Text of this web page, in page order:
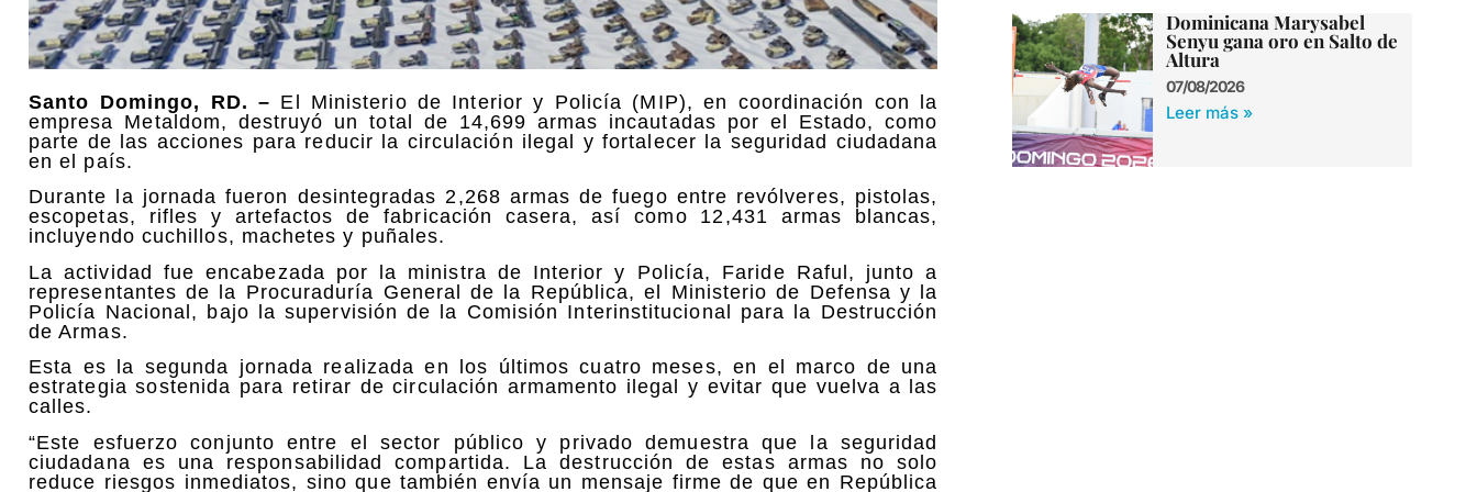
Santo Domingo, RD. – El Ministerio de Interior y Policía (MIP), en coordinación con la
empresa Metaldom, destruyó un total de 14,699 armas incautadas por el Estado, como
parte de las acciones para reducir la circulación ilegal y fortalecer la seguridad ciudadana
en el país.
Durante la jornada fueron desintegradas 2,268 armas de fuego entre revólveres, pistolas,
escopetas, rifles y artefactos de fabricación casera, así como 12,431 armas blancas,
incluyendo cuchillos, machetes y puñales.
La actividad fue encabezada por la ministra de Interior y Policía, Faride Raful, junto a
representantes de la Procuraduría General de la República, el Ministerio de Defensa y la
Policía Nacional, bajo la supervisión de la Comisión Interinstitucional para la Destrucción
de Armas.
Esta es la segunda jornada realizada en los últimos cuatro meses, en el marco de una
estrategia sostenida para retirar de circulación armamento ilegal y evitar que vuelva a las
calles.
“Este esfuerzo conjunto entre el sector público y privado demuestra que la seguridad
ciudadana es una responsabilidad compartida. La destrucción de estas armas no solo
reduce riesgos inmediatos, sino que también envía un mensaje firme de que en República
Dominicana Marysabel
Senyu gana oro en Salto de
Altura
07/08/2026
Leer más »